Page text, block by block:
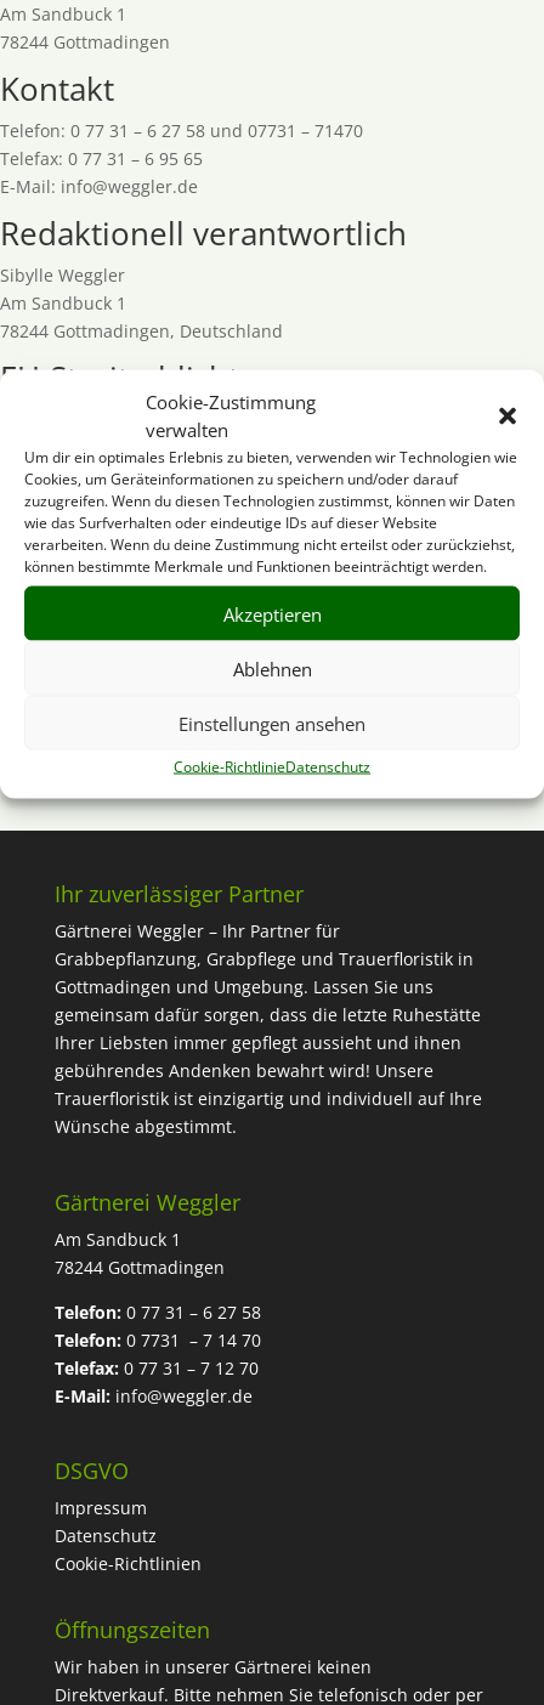
Cookie-Zustimmung
verwalten
Um dir ein optimales Erlebnis zu bieten, verwenden wir Technologien wie
Cookies, um Geräteinformationen zu speichern und/oder darauf
zuzugreifen. Wenn du diesen Technologien zustimmst, können wir Daten
wie das Surfverhalten oder eindeutige IDs auf dieser Website
verarbeiten. Wenn du deine Zustimmung nicht erteilst oder zurückziehst,
können bestimmte Merkmale und Funktionen beeinträchtigt werden.
Akzeptieren
Ablehnen
Einstellungen ansehen
Cookie-RichtlinieDatenschutz
Am Sandbuck 1
78244 Gottmadingen
Kontakt
Telefon: 0 77 31 – 6 27 58 und 07731 – 71470
Telefax: 0 77 31 – 6 95 65
E-Mail: info@weggler.de
Redaktionell verantwortlich
Sibylle Weggler
Am Sandbuck 1
78244 Gottmadingen, Deutschland
EU-Streitschlichtung
Die Europäische Kommission stellt eine Plattform zur Online-
Streitbeilegung (OS) bereit:
https://ec.europa.eu/consumers/odr/
Unsere E-Mail-Adresse finden Sie oben im Impressum.
Verbraucher­streit­
beilegung/Universal­schlichtungs­
stelle
Wir sind nicht bereit oder verpflichtet, an
Verbraucherschlichtungsstelle teilzunehmen.
Ihr zuverlässiger Partner
Gärtnerei Weggler – Ihr Partner für
Grabbepflanzung, Grabpflege und Trauerfloristik in
Gottmadingen und Umgebung. Lassen Sie uns
gemeinsam dafür sorgen, dass die letzte Ruhestätte
Ihrer Liebsten immer gepflegt aussieht und ihnen
gebührendes Andenken bewahrt wird! Unsere
Trauerfloristik ist einzigartig und individuell auf Ihre
Wünsche abgestimmt.
Gärtnerei Weggler
Am Sandbuck 1
78244 Gottmadingen
Telefon:0 77 31 – 6 27 58
Telefon:0 7731 – 7 14 70
Telefax:0 77 31 – 7 12 70
E-Mail: info@weggler.de
DSGVO
Impressum
Datenschutz
Cookie-Richtlinien
Öffnungszeiten
Wir haben in unserer Gärtnerei keinen
Direktverkauf. Bitte nehmen Sie telefonisch oder per